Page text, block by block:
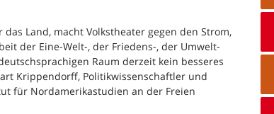
Land, macht Volkstheater gegen den Strom,
der Eine-Welt-, der Friedens-, der Umwelt-
Raum derzeit kein besseres
Krippendorff, Politikwissenschaftler und
für Nordamerikastudien an der Freien